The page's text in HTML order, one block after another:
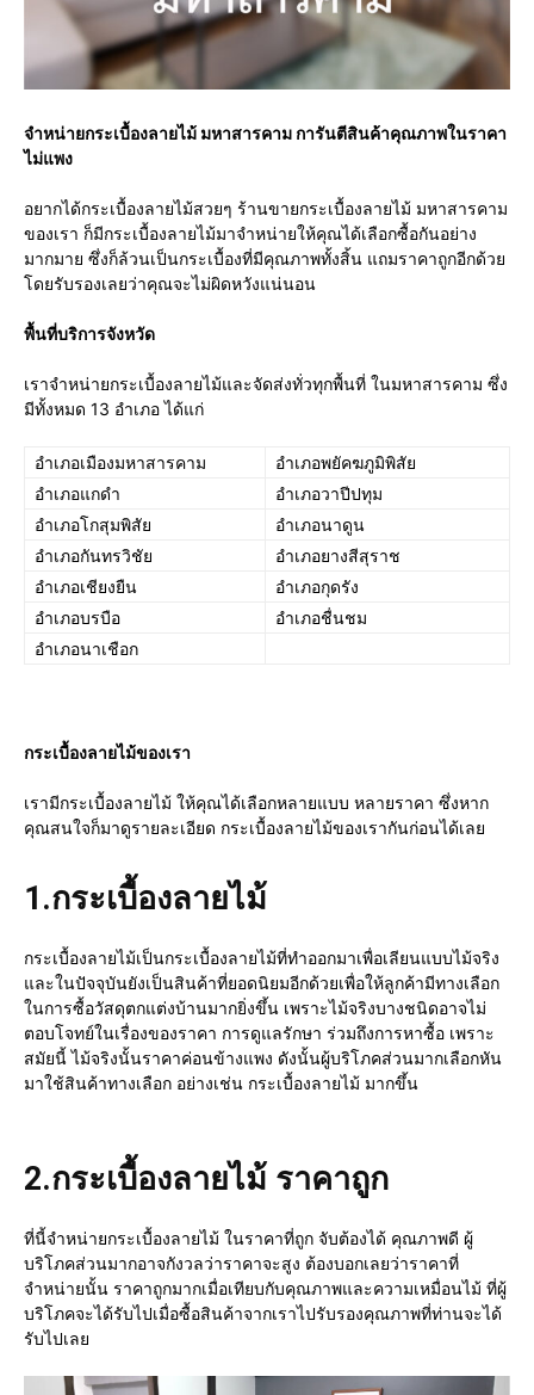
จำหน่ายกระเบื้องลายไม้ มหาสารคามการันตีสินค้าคุณภาพในราคา
ไม่แพง
อยากได้กระเบื้องลายไม้สวยๆ ร้านขายกระเบื้องลายไม้ มหาสารคาม
ของเรา ก็มีกระเบื้องลายไม้มาจำหน่ายให้คุณได้เลือกซื้อกันอย่าง
มากมาย ซึ่งก็ล้วนเป็นกระเบื้องที่มีคุณภาพทั้งสิ้น แถมราคาถูกอีกด้วย
โดยรับรองเลยว่าคุณจะไม่ผิดหวังแน่นอน
พื้นที่บริการจังหวัด
เราจำหน่ายกระเบื้องลายไม้และจัดส่งทั่วทุกพื้นที่ ในมหาสารคาม ซึ่ง
มีทั้งหมด 13 อำเภอ ได้แก่
อำเภอเมืองมหาสารคาม
อำเภอพยัคฆภูมิพิสัย
อำเภอแกดำ
อำเภอวาปีปทุม
อำเภอโกสุมพิสัย
อำเภอนาดูน
อำเภอกันทรวิชัย
อำเภอยางสีสุราช
อำเภอเชียงยืน
อำเภอกุดรัง
อำเภอบรบือ
อำเภอชื่นชม
อำเภอนาเชือก
กระเบื้องลายไม้ของเรา
เรามีกระเบื้องลายไม้ ให้คุณได้เลือกหลายแบบ หลายราคา ซึ่งหาก
คุณสนใจก็มาดูรายละเอียด กระเบื้องลายไม้ของเรากันก่อนได้เลย
1.กระเบื้องลายไม้
กระเบื้องลายไม้เป็นกระเบื้องลายไม้ที่ทำออกมาเพื่อเลียนแบบไม้จริง
และในปัจจุบันยังเป็นสินค้าที่ยอดนิยมอีกด้วยเพื่อให้ลูกค้ามีทางเลือก
ในการซื้อวัสดุตกแต่งบ้านมากยิ่งขึ้น เพราะไม้จริงบางชนิดอาจไม่
ตอบโจทย์ในเรื่องของราคา การดูแลรักษา ร่วมถึงการหาซื้อ เพราะ
สมัยนี้ ไม้จริงนั้นราคาค่อนข้างแพง ดังนั้นผู้บริโภคส่วนมากเลือกหัน
มาใช้สินค้าทางเลือก อย่างเช่น กระเบื้องลายไม้ มากขึ้น
2.กระเบื้องลายไม้ ราคาถูก
ที่นี้จำหน่ายกระเบื้องลายไม้ ในราคาที่ถูก จับต้องได้ คุณภาพดี ผู้
บริโภคส่วนมากอาจกังวลว่าราคาจะสูง ต้องบอกเลยว่าราคาที่
จำหน่ายนั้น ราคาถูกมากเมื่อเทียบกับคุณภาพและความเหมื่อนไม้ ที่ผู้
บริโภคจะได้รับไปเมื่อซื้อสินค้าจากเราไปรับรองคุณภาพที่ท่านจะได้
รับไปเลย